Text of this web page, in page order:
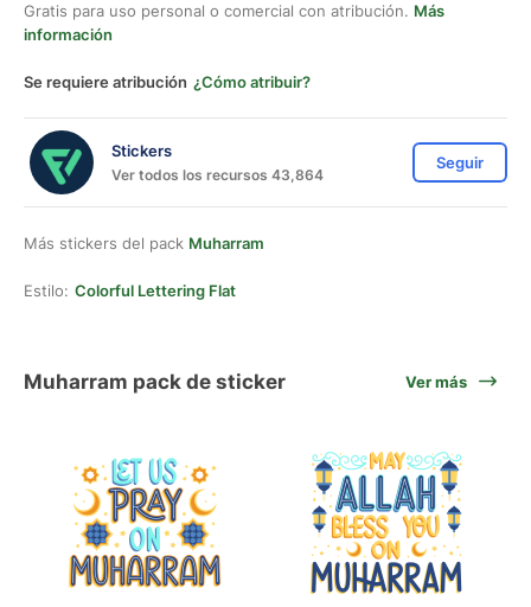
Gratis para uso personal o comercial con atribución. Más
información
Se requiere atribución ¿Cómo atribuir?
Stickers
Ver todos los recursos 43,864
Seguir
Más stickers del pack Muharram
Estilo: Colorful Lettering Flat
Muharram pack de sticker Ver más